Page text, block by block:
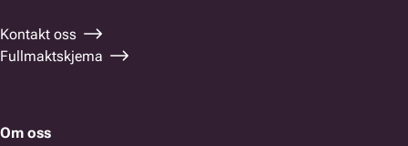
Kontakt oss
Fullmaktskjema
Om oss